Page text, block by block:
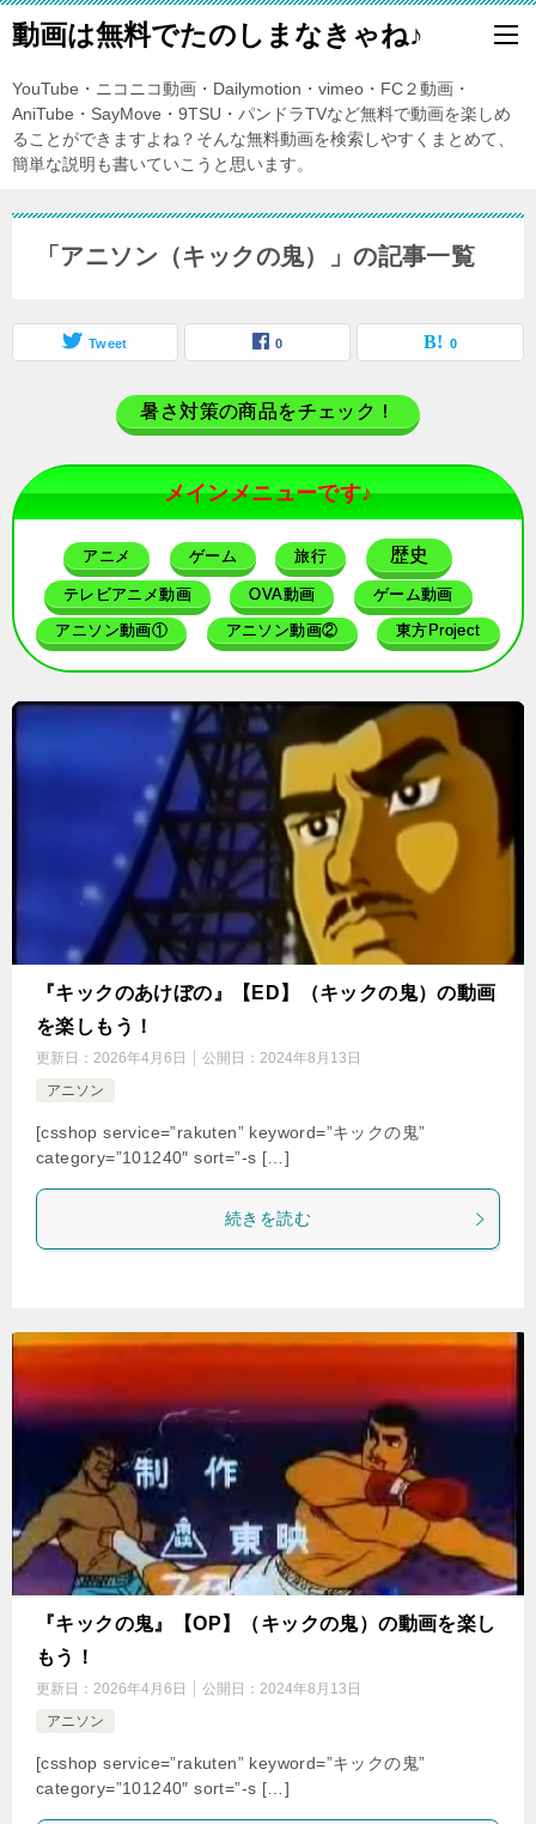
動画は無料でたのしまなきゃね♪
YouTube・ニコニコ動画・Dailymotion・vimeo・FC２動画・
AniTube・SayMove・9TSU・パンドラTVなど無料で動画を楽しめ
ることができますよね？そんな無料動画を検索しやすくまとめて、
簡単な説明も書いていこうと思います。
「アニソン（キックの鬼）」の記事一覧
Tweet 0 0
暑さ対策の商品をチェック！
メインメニューです♪
アニメ ゲーム 旅行 歴史
テレビアニメ動画 OVA動画 ゲーム動画
アニソン動画① アニソン動画② 東方Project
『キックのあけぼの』【ED】（キックの鬼）の動画
を楽しもう！
更新日： 2026年4月6日 公開日： 2024年8月13日
アニソン
[csshop service=”rakuten” keyword=”キックの鬼”
category=”101240″ sort=”-s […]
続きを読む
『キックの鬼』【OP】（キックの鬼）の動画を楽し
もう！
更新日： 2026年4月6日 公開日： 2024年8月13日
アニソン
[csshop service=”rakuten” keyword=”キックの鬼”
category=”101240″ sort=”-s […]